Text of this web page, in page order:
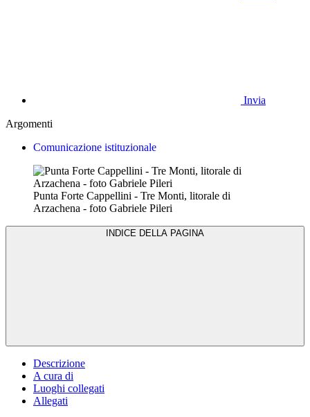
Invia
Argomenti
Comunicazione istituzionale
Punta Forte Cappellini - Tre Monti, litorale di
Arzachena - foto Gabriele Pileri
Descrizione
A cura di
Luoghi collegati
Allegati